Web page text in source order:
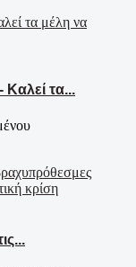
Καλεί τα...